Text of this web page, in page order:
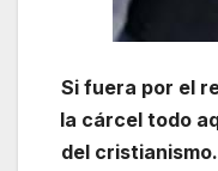
Si fuera por el
la cárcel todo
del